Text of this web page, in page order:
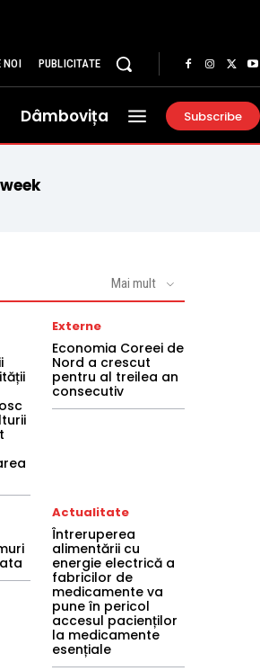
NOI PUBLICITATE
Dâmbovița Subscribe
Mai mult
Externe
Economia Coreei de
Nord a crescut
pentru al treilea an
consecutiv
Actualitate
Întreruperea
alimentării cu
energie electrică a
fabricilor de
medicamente va
pune în pericol
accesul pacienților
la medicamente
esențiale